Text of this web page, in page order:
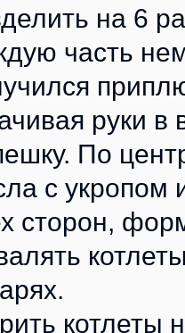
на 6
часть
руки в
По
с укропом
сторон,
котлеты